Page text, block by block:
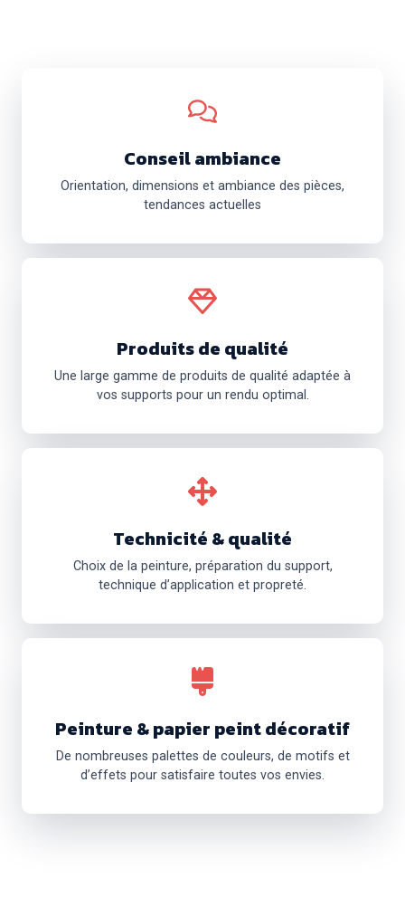
Conseil ambiance
Orientation, dimensions et ambiance des pièces,
tendances actuelles
Produits de qualité
Une large gamme de produits de qualité adaptée à
vos supports pour un rendu optimal.
Technicité & qualité
Choix de la peinture, préparation du support,
technique d’application et propreté.
Peinture & papier peint décoratif
De nombreuses palettes de couleurs, de motifs et
d’effets pour satisfaire toutes vos envies.